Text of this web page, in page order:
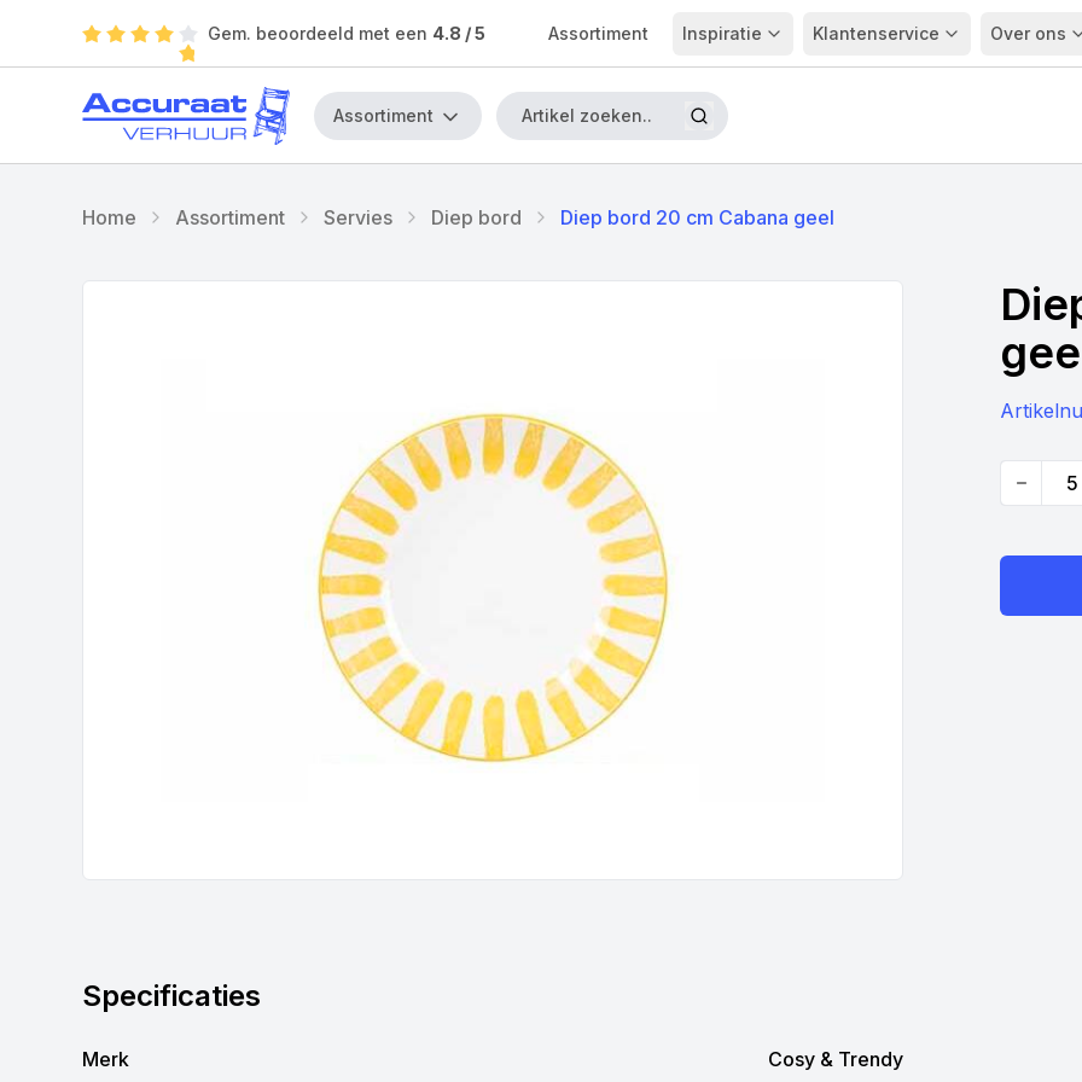
Gem. beoordeeld met een 4.8 / 5 Assortiment Inspiratie Klantenservice Over ons
Assortiment
Home Assortiment Servies Diep bord Diep bord 20 cm Cabana geel
Quantity
Specificaties
Merk Cosy & Trendy